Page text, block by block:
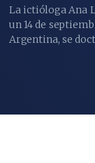
La ictióloga Ana
un 14 de
Argentina, se